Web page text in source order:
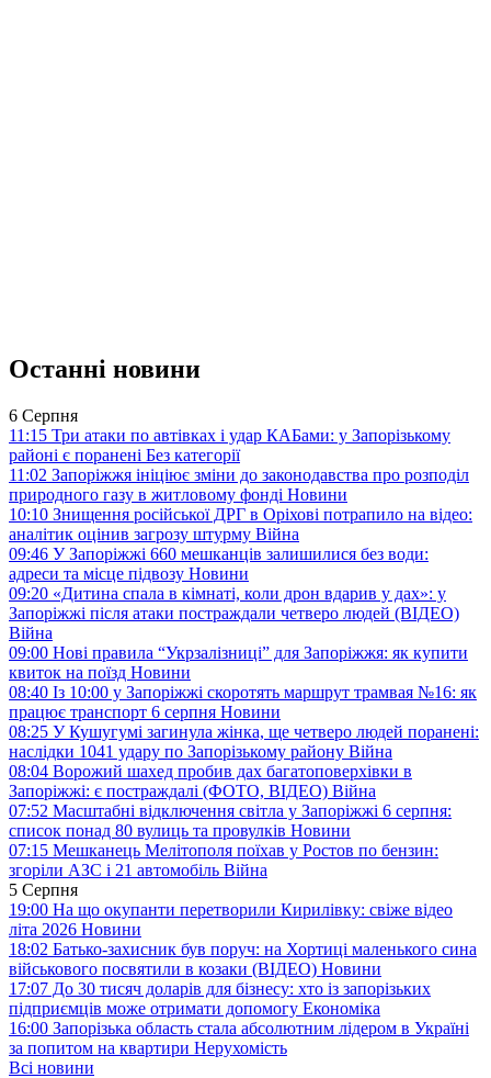
Останні новини
6 Серпня
11:15 Три атаки по автівках і удар КАБами: у Запорізькому
районі є поранені Без категорії
11:02 Запоріжжя ініціює зміни до законодавства про розподіл
природного газу в житловому фонді Новини
10:10 Знищення російської ДРГ в Оріхові потрапило на відео:
аналітик оцінив загрозу штурму Війна
09:46 У Запоріжжі 660 мешканців залишилися без води:
адреси та місце підвозу Новини
09:20 «Дитина спала в кімнаті, коли дрон вдарив у дах»: у
Запоріжжі після атаки постраждали четверо людей (ВІДЕО)
Війна
09:00 Нові правила “Укрзалізниці” для Запоріжжя: як купити
квиток на поїзд Новини
08:40 Із 10:00 у Запоріжжі скоротять маршрут трамвая №16: як
працює транспорт 6 серпня Новини
08:25 У Кушугумі загинула жінка, ще четверо людей поранені:
наслідки 1041 удару по Запорізькому району Війна
08:04 Ворожий шахед пробив дах багатоповерхівки в
Запоріжжі: є постраждалі (ФОТО, ВІДЕО) Війна
07:52 Масштабні відключення світла у Запоріжжі 6 серпня:
список понад 80 вулиць та провулків Новини
07:15 Мешканець Мелітополя поїхав у Ростов по бензин:
згоріли АЗС і 21 автомобіль Війна
5 Серпня
19:00 На що окупанти перетворили Кирилівку: свіже відео
літа 2026 Новини
18:02 Батько-захисник був поруч: на Хортиці маленького сина
військового посвятили в козаки (ВІДЕО) Новини
17:07 До 30 тисяч доларів для бізнесу: хто із запорізьких
підприємців може отримати допомогу Економіка
16:00 Запорізька область стала абсолютним лідером в Україні
за попитом на квартири Нерухомість
Всі новини